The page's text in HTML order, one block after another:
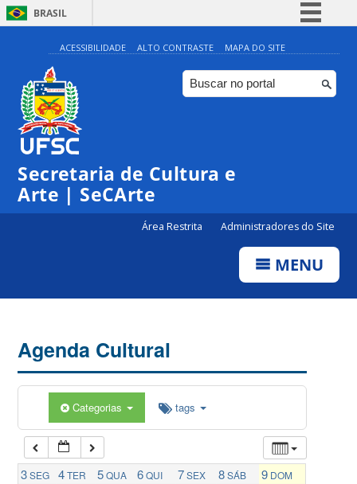
BRASIL
Simplifique!
Comunica BR
Participe
ACESSIBILIDADE ALTO CONTRASTE MAPA DO SITE
Secretaria de Cultura e
Arte | SeCArte
Área Restrita Administradores do Site
MENU
Agenda Cultural
Categorias tags
3SEG 4TER 5QUA 6QUI 7SEX 8SÁB 9 DOM